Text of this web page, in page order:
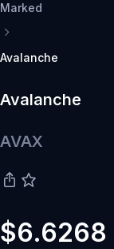
Marked
Avalanche
Avalanche
AVAX
$6.6268